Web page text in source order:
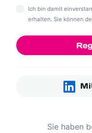
Ich bin damit
erhalten. Sie können
Sie haben